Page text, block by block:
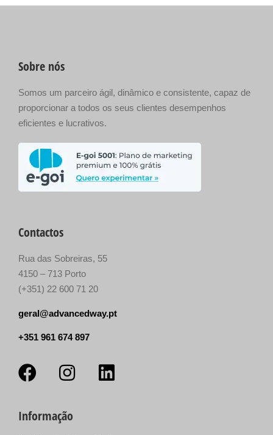
Sobre nós
Somos um parceiro ágil, dinâmico e consistente, capaz de
proporcionar a todos os seus clientes desempenhos
eficientes e lucrativos.
Contactos
Rua das Sobreiras, 55
4150 – 713 Porto
(+351) 22 600 71 20
geral@advancedway.pt
+351 961 674 897
Informação